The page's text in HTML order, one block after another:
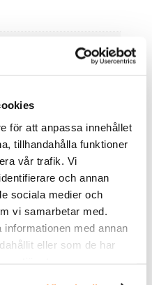
för att anpassa innehållet
tillhandahålla funktioner
vår trafik. Vi
och annan
sociala medier och
vi samarbetar med.
med annan
eller som de har
&